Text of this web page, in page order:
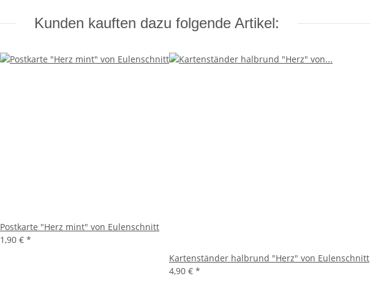
Kunden kauften dazu folgende Artikel:
Postkarte "Herz mint" von Eulenschnitt
1,90 € *
Kartenständer halbrund "Herz" von Eulenschnitt
4,90 € *